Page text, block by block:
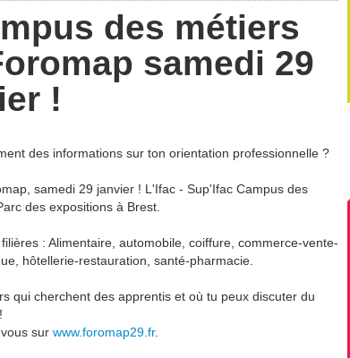
des métiers
samedi 29
!
des informations sur ton orientation professionnelle ?
samedi 29 janvier ! L'Ifac - Sup'Ifac Campus des
des expositions à Brest.
: Alimentaire, automobile, coiffure, commerce-vente-
hôtellerie-restauration, santé-pharmacie.
qui cherchent des apprentis et où tu peux discuter du
sur www.foromap29.fr.